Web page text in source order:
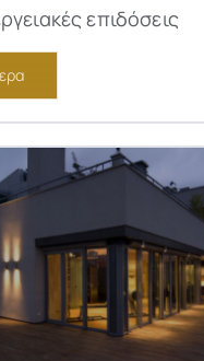
επιδόσεις